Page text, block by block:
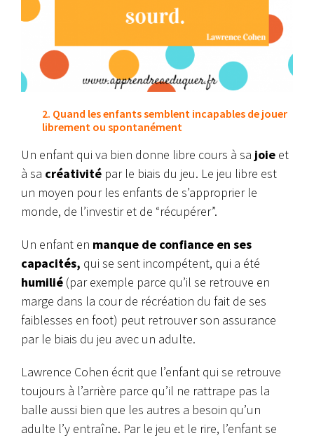
2. Quand les enfants semblent incapables de jouer
librement ou spontanément
Un enfant qui va bien donne libre cours à sa joie et
à sa créativité par le biais du jeu. Le jeu libre est
un moyen pour les enfants de s’approprier le
monde, de l’investir et de “récupérer”.
Un enfant en manque de confiance en ses
capacités, qui se sent incompétent, qui a été
humilié (par exemple parce qu’il se retrouve en
marge dans la cour de récréation du fait de ses
faiblesses en foot) peut retrouver son assurance
par le biais du jeu avec un adulte.
Lawrence Cohen écrit que l’enfant qui se retrouve
toujours à l’arrière parce qu’il ne rattrape pas la
balle aussi bien que les autres a besoin qu’un
adulte l’y entraîne. Par le jeu et le rire, l’enfant se